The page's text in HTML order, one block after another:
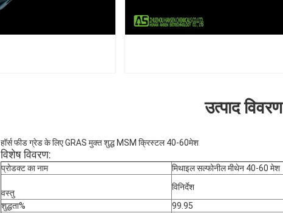
उत्पाद विवरण
हॉर्स फीड ग्रेड के लिए GRAS मुक्त शुद्ध MSM क्रिस्टल 40-60मेश
विशेष विवरण:
प्रोडक्ट का नाम मिथाइल सल्फोनील मीथेन 40-60 मेश
वस्तु
विनिर्देश
शुद्धता%
99.95